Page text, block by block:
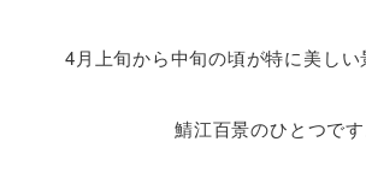
4月上旬から中旬の頃が特に美しい
鯖江百景のひとつです